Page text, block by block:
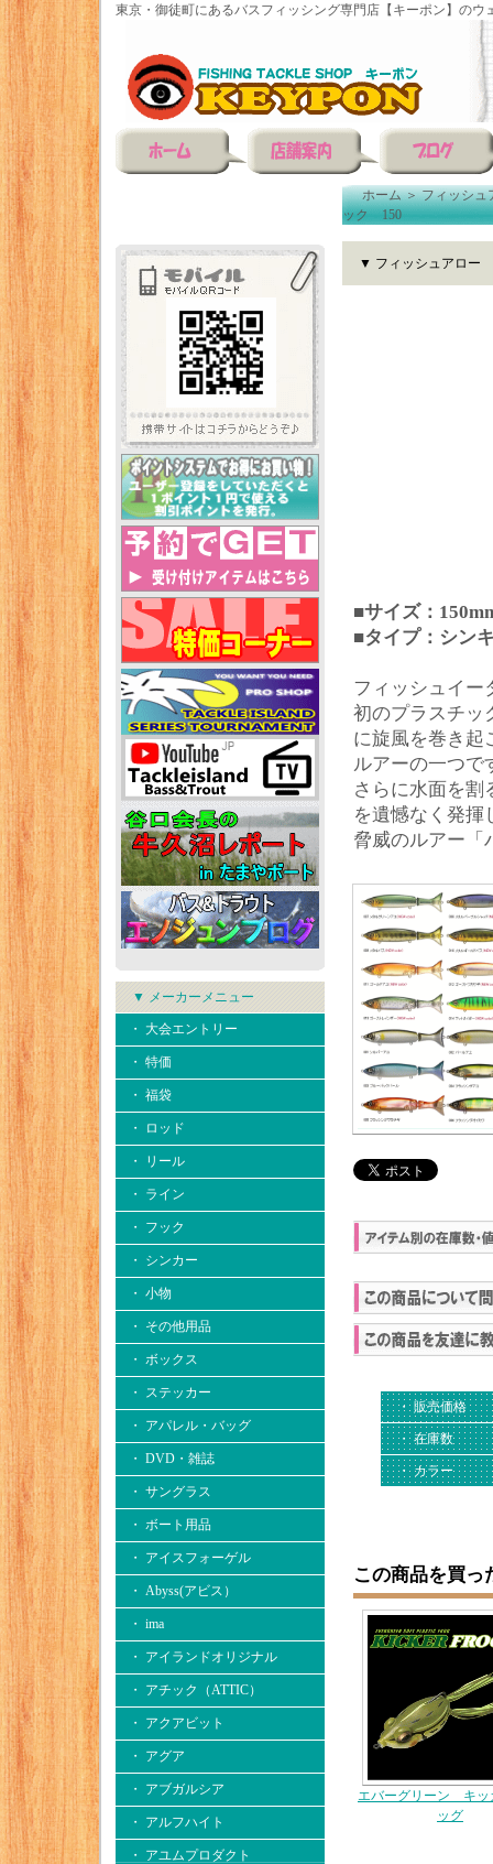
東京・御徒町にあるバスフィッシング専門店【キーポン】のウ
▼ メーカーメニュー
・ 大会エントリー
・ 特価
・ 福袋
・ ロッド
・ リール
・ ライン
・ フック
・ シンカー
・ 小物
・ その他用品
・ ボックス
・ ステッカー
・ アパレル・バッグ
・ DVD・雑誌
・ サングラス
・ ボート用品
・ アイスフォーゲル
・ Abyss(アビス）
・ ima
・ アイランドオリジナル
・ アチック（ATTIC）
・ アクアビット
・ アグア
・ アブガルシア
・ アルフハイト
・ アユムプロダクト
ホーム＞フィッシュ
ック 150
▼ フィッシュアロー
■サイズ：
■タイプ：シン
フィッシュイー
初のプラスチッ
に旋風を巻き起
ルアーの一つで
さらに水面を割
を遺憾なく発揮
脅威のルアー「
・ 販売価格
・ 在庫数
・ カラー
この商品を買っ
エバーグリーン キッ
ッグ